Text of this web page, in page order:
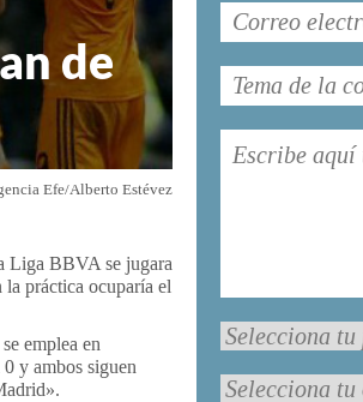
de
Efe/Alberto Estévez
Liga BBVA se jugara
práctica ocuparía el
emplea en
y ambos siguen